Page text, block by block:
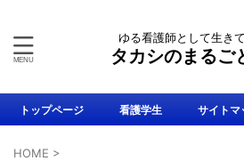
ゆる看護師として生き
タカシのまるご
トップページ 看護学生 サイトマ
HOME >